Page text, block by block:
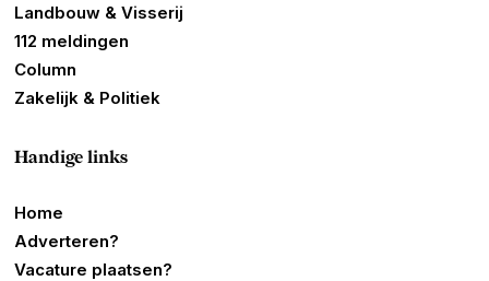
Landbouw & Visserij
112 meldingen
Column
Zakelijk & Politiek
Handige links
Home
Adverteren?
Vacature plaatsen?